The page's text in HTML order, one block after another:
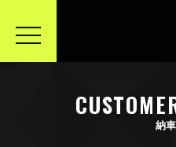
toggle
納